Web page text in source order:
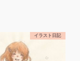
イラスト日記